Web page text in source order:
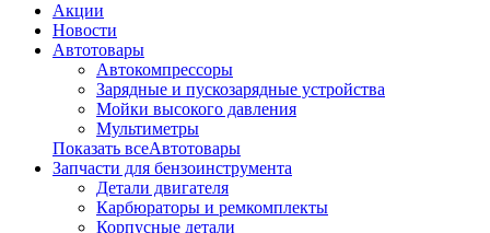
Акции
Новости
Автотовары
Автокомпрессоры
Зарядные и пускозарядные устройства
Мойки высокого давления
Мультиметры
Показать всеАвтотовары
Запчасти для бензоинструмента
Детали двигателя
Карбюраторы и ремкомплекты
Корпусные детали